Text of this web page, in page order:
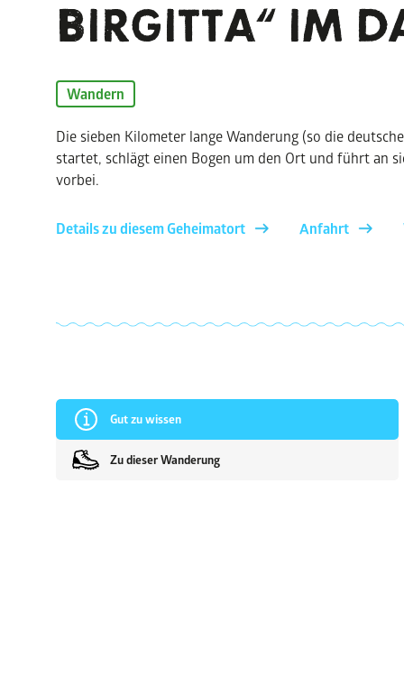
BIRGITTA“ IM
Wandern
Die sieben Kilometer lange Wanderung (so die
startet, schlägt einen Bogen um den Ort und führt an
vorbei.
Details zu diesem Geheimatort Anfahrt
Gut zu wissen
Zu dieser Wanderung